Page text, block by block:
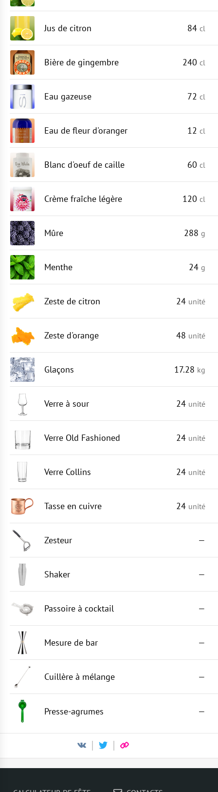
Jus de citron 84 cl
Bière de gingembre 240 cl
Eau gazeuse 72 cl
Eau de fleur d'oranger 12 cl
Blanc d'oeuf de caille 60 cl
Crème fraîche légère 120 cl
Mûre 288 g
Menthe 24 g
Zeste de citron 24 unité
Zeste d'orange 48 unité
Glaçons 17.28 kg
Verre à sour 24 unité
Verre Old Fashioned 24 unité
Verre Collins 24 unité
Tasse en cuivre 24 unité
Zesteur —
Shaker —
Passoire à cocktail —
Mesure de bar —
Cuillère à mélange —
Presse-agrumes —